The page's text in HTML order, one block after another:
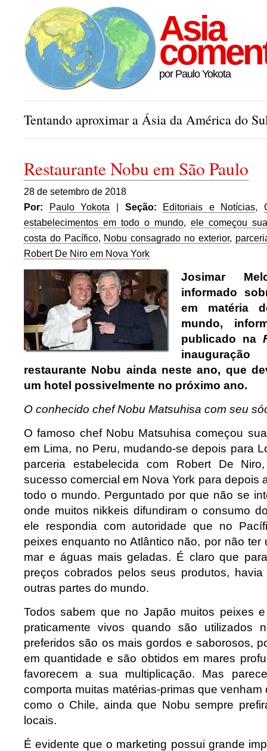
Asia
por Paulo Yokota
Tentando aproximar a Ásia da América do
Restaurante Nobu em São Paulo
28 de setembro de 2018
Por:
Paulo Yokota | Seção: Editoriais e Notícias,
estabelecimentos em todo o mundo, ele começou
costa do Pacífico, Nobu consagrado no exterior,
Robert De Niro em Nova York
Josimar
informado
em matéria
mundo,
publicado na
restaurante Nobu ainda neste ano, que
um hotel possivelmente no próximo ano.
O conhecido chef Nobu Matsuhisa com seu
O famoso chef Nobu Matsuhisa começou
em Lima, no Peru, mudando-se depois para
parceria estabelecida com Robert De
sucesso comercial em Nova York para depois
todo o mundo. Perguntado por que não se
onde muitos nikkeis difundiram o consumo
ele respondia com autoridade que no
peixes enquanto no Atlântico não, por não ter
mar e águas mais geladas. É claro que
preços cobrados pelos seus produtos,
outras partes do mundo.
Todos sabem que no Japão muitos peixes
praticamente vivos quando são utilizados
preferidos são os mais gordos e saborosos,
em quantidade e são obtidos em mares
favorecem a sua multiplicação. Mas
comporta muitas matérias-primas que
como o Chile, ainda que Nobu sempre
locais.
É evidente que o marketing possui grande